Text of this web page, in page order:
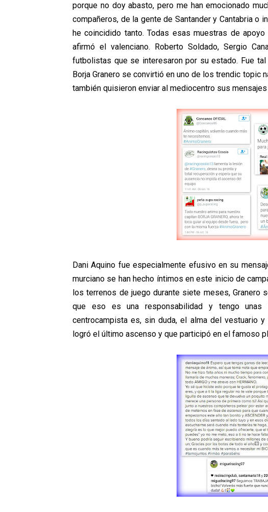
porque no doy abasto, pero me han emocionado
compañeros, de la gente de Santander y Cantabria
he coincidido tanto. Todas esas muestras de
afirmó el valenciano. Roberto Soldado, Sergio
futbolistas que se interesaron por su estado. Fue
Borja Granero se convirtió en uno de los trendic topic
también quisieron enviar al mediocentro sus
Dani Aquino fue especialmente efusivo en su
murciano se han hecho íntimos en este inicio de
los terrenos de juego durante siete meses, Granero
que eso es una responsabilidad y tengo unas
centrocampista es, sin duda, el alma del vestuario
logró el último ascenso y que participó en el famoso